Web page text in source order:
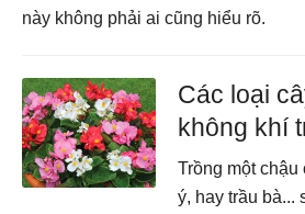
này không phải ai cũng hiểu rõ.
Các loại
không khí
Trồng một
ý, hay trầu bà...